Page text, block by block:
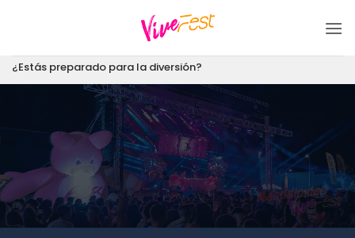
¿Estás preparado para la diversión?